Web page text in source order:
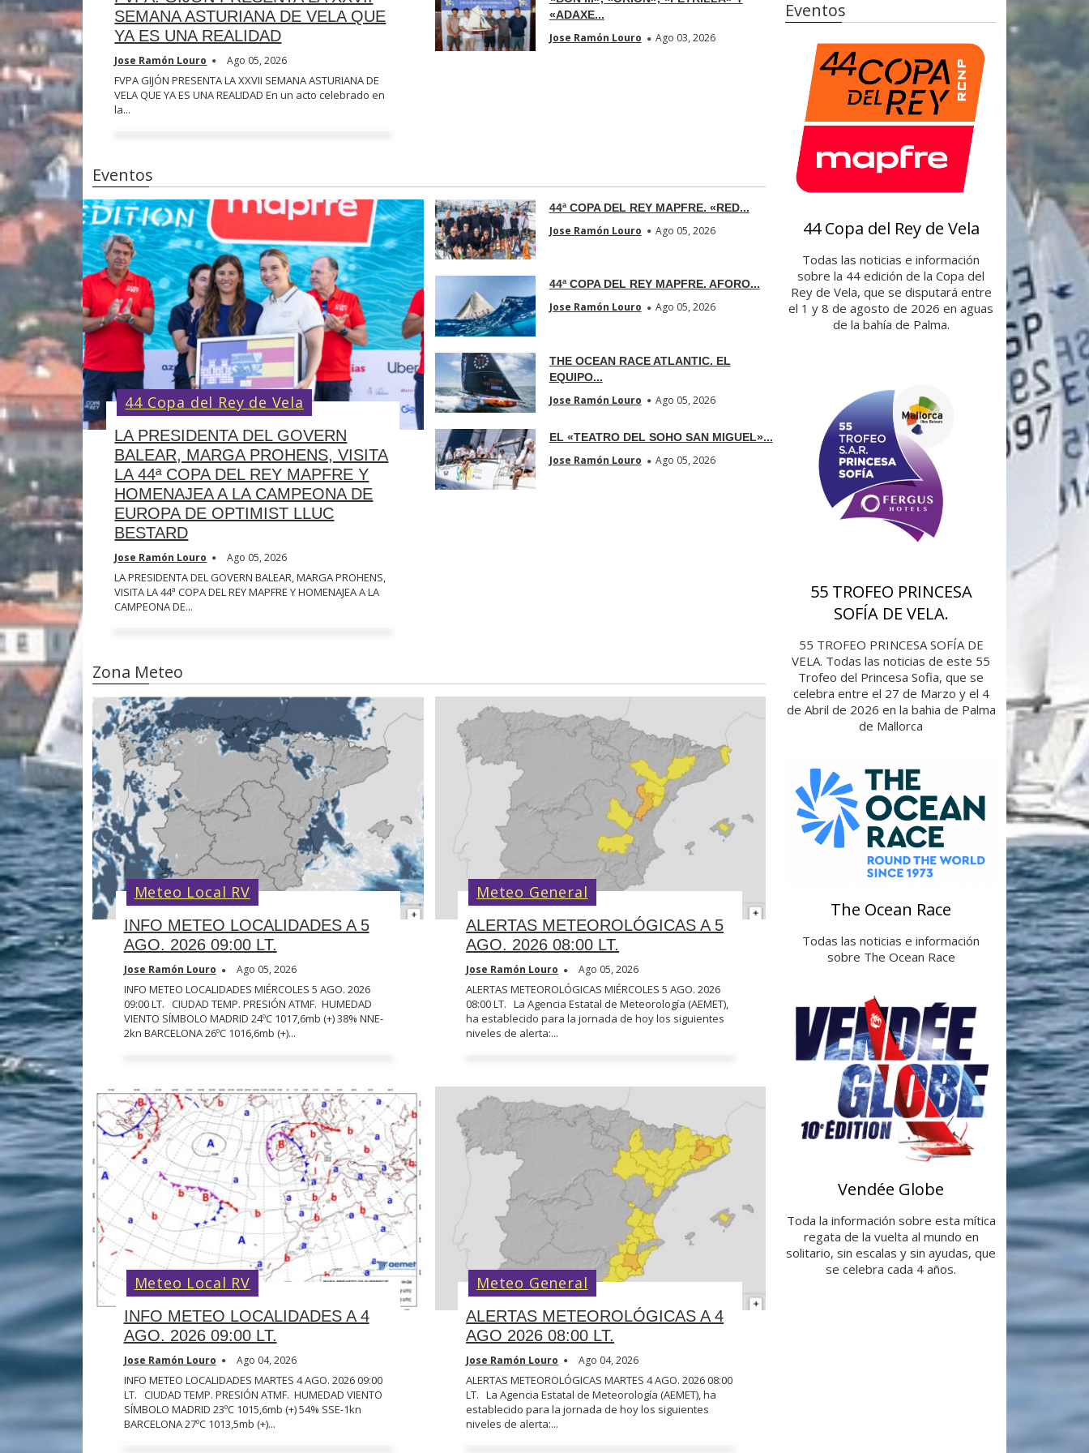
SEMANA ASTURIANA DE VELA QUE
YA ES UNA REALIDAD
Jose Ramón Louro Ago 05, 2026
FVPA GIJÓN PRESENTA LA XXVII SEMANA ASTURIANA DE
VELA QUE YA ES UNA REALIDAD En un acto celebrado en
la...
«ADAXE...
Jose Ramón Louro Ago 03, 2026
Eventos
LA PRESIDENTA DEL GOVERN
BALEAR, MARGA PROHENS, VISITA
LA 44ª COPA DEL REY MAPFRE Y
HOMENAJEA A LA CAMPEONA DE
EUROPA DE OPTIMIST LLUC
BESTARD
Jose Ramón Louro Ago 05, 2026
LA PRESIDENTA DEL GOVERN BALEAR, MARGA PROHENS,
VISITA LA 44ª COPA DEL REY MAPFRE Y HOMENAJEA A LA
CAMPEONA DE...
44 Copa del Rey de Vela
44ª COPA DEL REY MAPFRE. «RED...
Jose Ramón Louro Ago 05, 2026
44ª COPA DEL REY MAPFRE. AFORO...
Jose Ramón Louro Ago 05, 2026
THE OCEAN RACE ATLANTIC. EL
EQUIPO...
Jose Ramón Louro Ago 05, 2026
EL «TEATRO DEL SOHO SAN MIGUEL»...
Jose Ramón Louro Ago 05, 2026
Zona Meteo
INFO METEO LOCALIDADES A 5
AGO. 2026 09:00 LT.
Jose Ramón Louro Ago 05, 2026
INFO METEO LOCALIDADES MIÉRCOLES 5 AGO. 2026
09:00 LT. CIUDAD TEMP. PRESIÓN ATMF. HUMEDAD
VIENTO SÍMBOLO MADRID 24ºC 1017,6mb (+) 38% NNE-
2kn BARCELONA 26ºC 1016,6mb (+)...
Meteo Local RV
ALERTAS METEOROLÓGICAS A 5
AGO. 2026 08:00 LT.
Jose Ramón Louro Ago 05, 2026
ALERTAS METEOROLÓGICAS MIÉRCOLES 5 AGO. 2026
08:00 LT. La Agencia Estatal de Meteorología (AEMET),
ha establecido para la jornada de hoy los siguientes
niveles de alerta:...
Meteo General
INFO METEO LOCALIDADES A 4
AGO. 2026 09:00 LT.
Jose Ramón Louro Ago 04, 2026
INFO METEO LOCALIDADES MARTES 4 AGO. 2026 09:00
LT. CIUDAD TEMP. PRESIÓN ATMF. HUMEDAD VIENTO
SÍMBOLO MADRID 23ºC 1015,6mb (+) 54% SSE-1kn
BARCELONA 27ºC 1013,5mb (+)...
Meteo Local RV
ALERTAS METEOROLÓGICAS A 4
AGO 2026 08:00 LT.
Jose Ramón Louro Ago 04, 2026
ALERTAS METEOROLÓGICAS MARTES 4 AGO. 2026 08:00
LT. La Agencia Estatal de Meteorología (AEMET), ha
establecido para la jornada de hoy los siguientes
niveles de alerta:...
Meteo General
íeEventos
44 Copa del Rey de Vela
Todas las noticias e información
sobre la 44 edición de la Copa del
Rey de Vela, que se disputará entre
el 1 y 8 de agosto de 2026 en aguas
de la bahía de Palma.
55 TROFEO PRINCESA
SOFÍA DE VELA.
55 TROFEO PRINCESA SOFÍA DE
VELA. Todas las noticias de este 55
Trofeo del Princesa Sofia, que se
celebra entre el 27 de Marzo y el 4
de Abril de 2026 en la bahia de Palma
de Mallorca
The Ocean Race
Todas las noticias e información
sobre The Ocean Race
Vendée Globe
Toda la información sobre esta mítica
regata de la vuelta al mundo en
solitario, sin escalas y sin ayudas, que
se celebra cada 4 años.